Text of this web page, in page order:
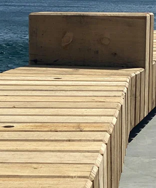
Byrum / Design
Landstrømsanlæg
Skøjtebane i forlystelsespark
Glasgang Operaparken
København
Væksthus Operaparken
København
Søjler, værn og bedkanter i
forlystelsespark
Massiv træbænk, Aarhus Ø
Figurskårne skulpturer,
Odinskolen
Kunst Værebro Park, Gladsaxe
Kunstværk, Grenaa By
De 5 planeter, Haarhs Skoles
sportshal
Facadeinventar detailhandel
Kunstskulptur til Paris